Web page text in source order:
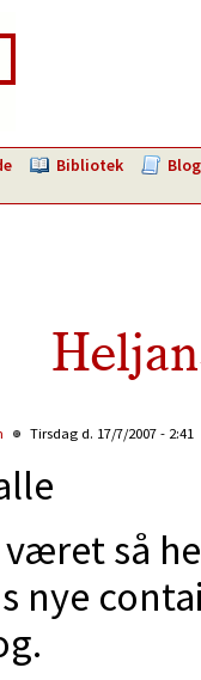
Bibliotek Blog
Tirsdag d. 17/7/2007 - 2:41
så
nye